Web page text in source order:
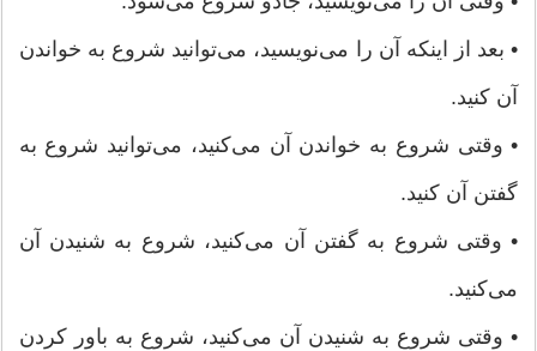
• بعد از اینکه آن را می‌نویسید، می‌توانید شروع به خواندن
آن کنید.
• وقتی شروع به خواندن آن می‌کنید، می‌توانید شروع به
گفتن آن کنید.
• وقتی شروع به گفتن آن می‌کنید، شروع به شنیدن‌ آن
می‌کنید.
• وقتی شروع به شنیدن آن می‌کنید، شروع به باور کردن